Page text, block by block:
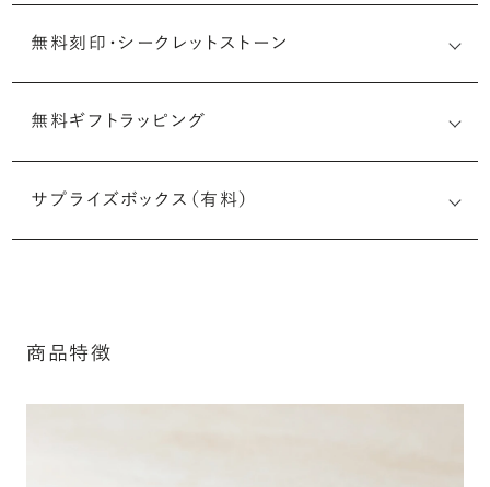
無料刻印・ シークレットストーン
ルなメッセージを無料で刻印することができます。注文前だ
けでなく購入後の刻印も、リングに初めて施す初回の刻印
無料ギフトラッピング
サプライズボックス（有料）
商品特徴